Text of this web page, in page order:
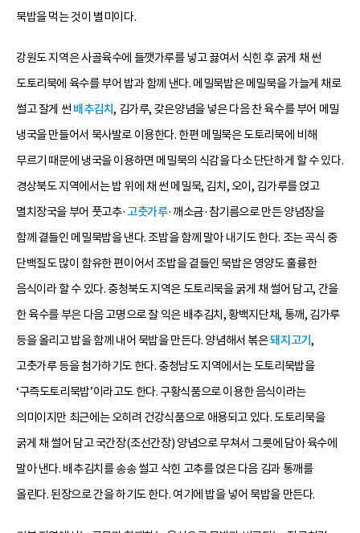
묵밥을 먹는 것이 별미이다.
강원도 지역은 사골육수에 들깻가루를 넣고 끓여서 식힌 후 굵게 채 썬
도토리묵에 육수를 부어 밥과 함께 낸다. 메밀묵밥은 메밀묵을 가늘게 채로
썰고 잘게 썬 배추김치, 김가루, 갖은양념을 넣은 다음 찬 육수를 부어 메밀
냉국을 만들어서 묵사발로 이용한다. 한편 메밀묵은 도토리묵에 비해
무르기 때문에 냉국을 이용하면 메밀묵의 식감을 다소 단단하게 할 수 있다.
경상북도 지역에서는 밥 위에 채 썬 메밀묵, 김치, 오이, 김가루를 얹고
멸치장국을 부어 풋고추· 고춧가루·깨소금·참기름으로 만든 양념장을
함께 곁들인 메밀묵밥을 낸다. 조밥을 함께 말아 내기도 한다. 조는 곡식 중
단백질도 많이 함유한 편이어서 조밥을 곁들인 묵밥은 영양도 훌륭한
음식이라 할 수 있다. 충청북도 지역은 도토리묵을 굵게 채 썰어 담고, 간을
한 육수를 부은 다음 고명으로 잘 익은 배추김치, 황백지단채, 통깨, 김가루
등을 올리고 밥을 함께 내어 묵밥을 만든다. 양념해서 볶은돼지고기 ,
고춧가루 등을 첨가하기도 한다. 충청남도 지역에서는 도토리묵밥을
‘구즉도토리묵밥’이라고도 한다. 구황식품으로 이용한 음식이라는
의미이지만 최근에는 오히려 건강식품으로 애용되고 있다. 도토리묵을
굵게 채 썰어 담고 국간장(조선간장) 양념으로 무쳐서 그릇에 담아 육수에
말아 낸다. 배추김치를 송송 썰고 삭힌 고추를 얹은 다음 김과 통깨를
올린다. 된장으로 간을 하기도 한다. 여기에 밥을 넣어 묵밥을 만든다.